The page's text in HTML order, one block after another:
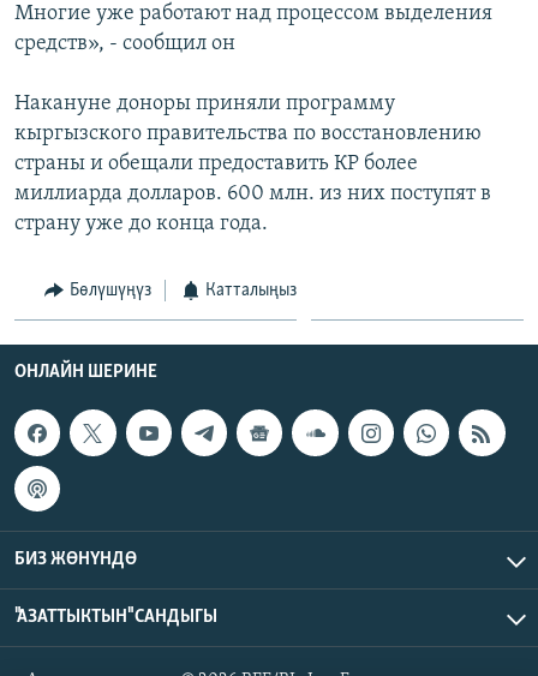
Многие уже работают над процессом выделения
средств», - сообщил он
Накануне доноры приняли программу
кыргызского правительства по восстановлению
страны и обещали предоставить КР более
миллиарда долларов. 600 млн. из них поступят в
страну уже до конца года.
Бөлүшүңүз Катталыңыз
ОНЛАЙН ШЕРИНЕ
БИЗ ЖӨНҮНДӨ
"АЗАТТЫКТЫН" САНДЫГЫ